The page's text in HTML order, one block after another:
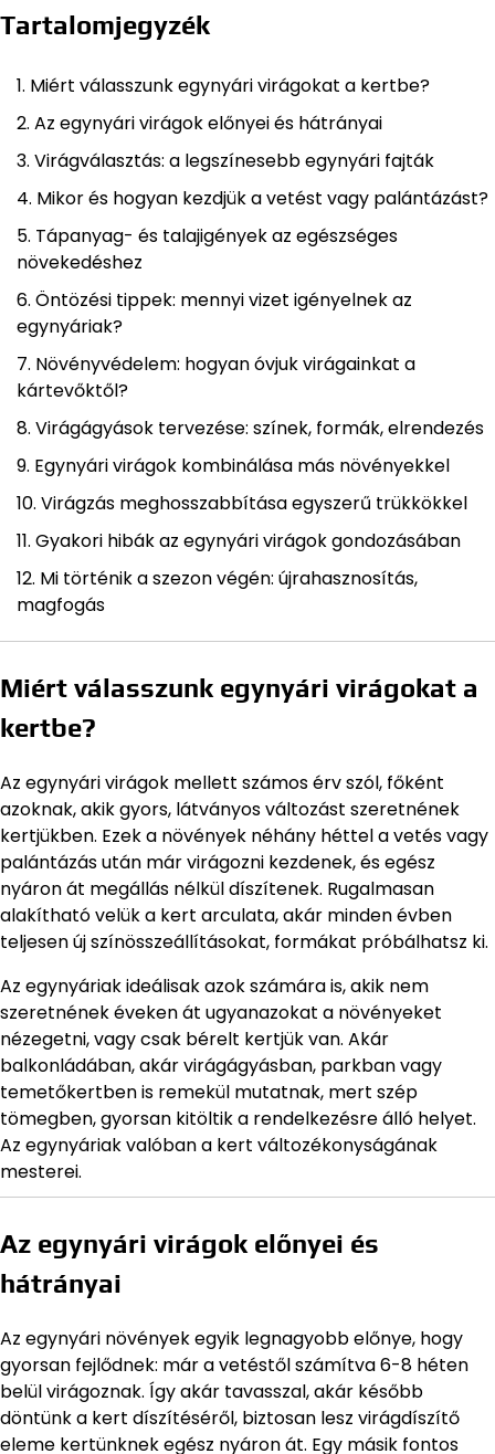
Tartalomjegyzék
Miért válasszunk egynyári virágokat a kertbe?
Az egynyári virágok előnyei és hátrányai
Virágválasztás: a legszínesebb egynyári fajták
Mikor és hogyan kezdjük a vetést vagy palántázást?
Tápanyag- és talajigények az egészséges
növekedéshez
Öntözési tippek: mennyi vizet igényelnek az
egynyáriak?
Növényvédelem: hogyan óvjuk virágainkat a
kártevőktől?
Virágágyások tervezése: színek, formák, elrendezés
Egynyári virágok kombinálása más növényekkel
Virágzás meghosszabbítása egyszerű trükkökkel
Gyakori hibák az egynyári virágok gondozásában
Mi történik a szezon végén: újrahasznosítás,
magfogás
Miért válasszunk egynyári virágokat a
kertbe?
Az egynyári virágok mellett számos érv szól, főként
azoknak, akik gyors, látványos változást szeretnének
kertjükben. Ezek a növények néhány héttel a vetés vagy
palántázás után már virágozni kezdenek, és egész
nyáron át megállás nélkül díszítenek. Rugalmasan
alakítható velük a kert arculata, akár minden évben
teljesen új színösszeállításokat, formákat próbálhatsz ki.
Az egynyáriak ideálisak azok számára is, akik nem
szeretnének éveken át ugyanazokat a növényeket
nézegetni, vagy csak bérelt kertjük van. Akár
balkonládában, akár virágágyásban, parkban vagy
temetőkertben is remekül mutatnak, mert szép
tömegben, gyorsan kitöltik a rendelkezésre álló helyet.
Az egynyáriak valóban a kert változékonyságának
mesterei.
Az egynyári virágok előnyei és
hátrányai
Az egynyári növények egyik legnagyobb előnye, hogy
gyorsan fejlődnek: már a vetéstől számítva 6-8 héten
belül virágoznak. Így akár tavasszal, akár később
döntünk a kert díszítéséről, biztosan lesz virágdíszítő
eleme kertünknek egész nyáron át. Egy másik fontos